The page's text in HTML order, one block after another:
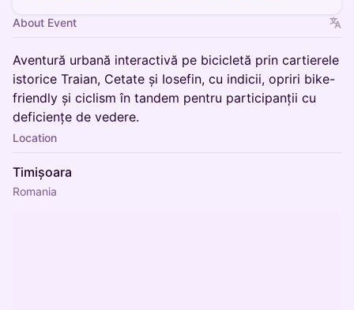
About Event
Aventură urbană interactivă pe bicicletă prin cartierele
istorice Traian, Cetate și Iosefin, cu indicii, opriri bike-
friendly și ciclism în tandem pentru participanții cu
deficiențe de vedere.
Location
Timișoara
Romania